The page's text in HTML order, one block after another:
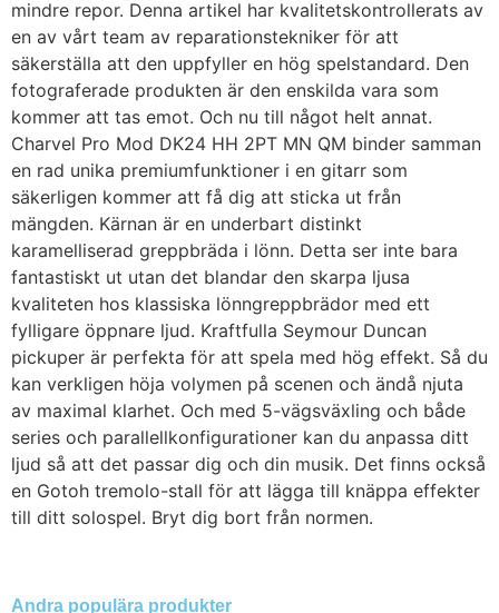
mindre repor. Denna artikel har kvalitetskontrollerats av
en av vårt team av reparationstekniker för att
säkerställa att den uppfyller en hög spelstandard. Den
fotograferade produkten är den enskilda vara som
kommer att tas emot. Och nu till något helt annat.
Charvel Pro Mod DK24 HH 2PT MN QM binder samman
en rad unika premiumfunktioner i en gitarr som
säkerligen kommer att få dig att sticka ut från
mängden. Kärnan är en underbart distinkt
karamelliserad greppbräda i lönn. Detta ser inte bara
fantastiskt ut utan det blandar den skarpa ljusa
kvaliteten hos klassiska lönngreppbrädor med ett
fylligare öppnare ljud. Kraftfulla Seymour Duncan
pickuper är perfekta för att spela med hög effekt. Så du
kan verkligen höja volymen på scenen och ändå njuta
av maximal klarhet. Och med 5-vägsväxling och både
series och parallellkonfigurationer kan du anpassa ditt
ljud så att det passar dig och din musik. Det finns också
en Gotoh tremolo-stall för att lägga till knäppa effekter
till ditt solospel. Bryt dig bort från normen.
Andra populära produkter